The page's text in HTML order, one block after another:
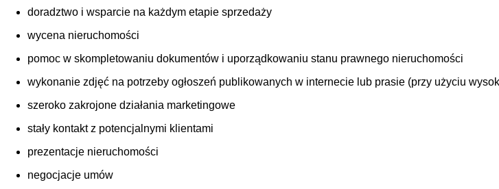
doradztwo i wsparcie na każdym etapie sprzedaży
wycena nieruchomości
pomoc w skompletowaniu dokumentów i uporządkowaniu stanu prawnego nieruchomości
wykonanie zdjęć na potrzeby ogłoszeń publikowanych w internecie lub prasie (przy użyciu
szeroko zakrojone działania marketingowe
stały kontakt z potencjalnymi klientami
prezentacje nieruchomości
negocjacje umów